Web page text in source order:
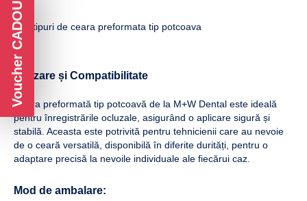
Utilizare și Compatibilitate
Ceara preformată tip potcoavă de la M+W Dental este ideală
pentru înregistrările ocluzale, asigurând o aplicare sigură și
stabilă. Aceasta este potrivită pentru tehnicienii care au nevoie
de o ceară versatilă, disponibilă în diferite durități, pentru o
adaptare precisă la nevoile individuale ale fiecărui caz.
Mod de ambalare:
Voucher CADOU